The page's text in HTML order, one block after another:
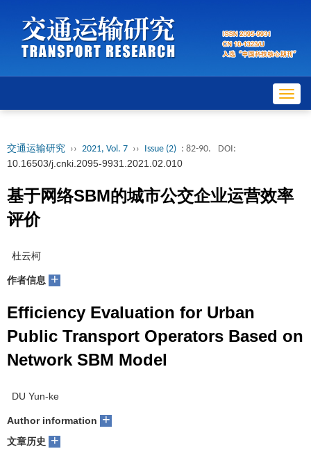
交通运输研究 ›› 2021, Vol. 7 ›› Issue (2) : 82-90. DOI:
10.16503/j.cnki.2095-9931.2021.02.010
基于网络SBM的城市公交企业运营效率
评价
杜云柯
作者信息 +
Efficiency Evaluation for Urban
Public Transport Operators Based on
Network SBM Model
DU Yun-ke
Author information +
文章历史 +